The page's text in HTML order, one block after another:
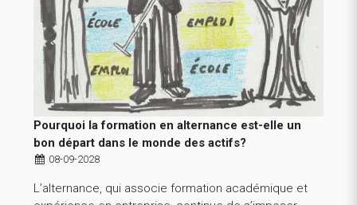
Pourquoi la formation en alternance est-elle un
bon départ dans le monde des actifs?
08-09-2028
L’alternance, qui associe formation académique et